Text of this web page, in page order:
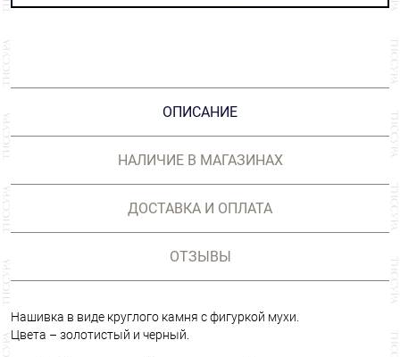
ОПИСАНИЕ
НАЛИЧИЕ В МАГАЗИНАХ
ДОСТАВКА И ОПЛАТА
ОТЗЫВЫ
Нашивка в виде круглого камня с фигуркой мухи.
Цвета – золотистый и черный.